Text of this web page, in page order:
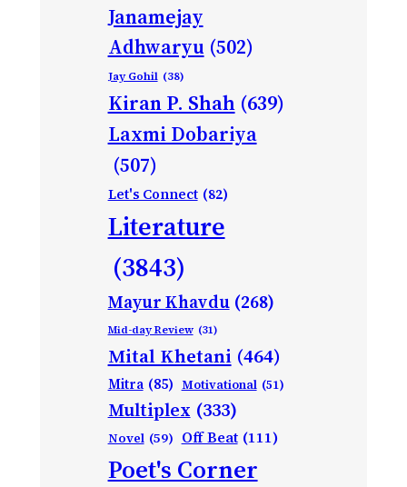
Janamejay
Adhwaryu (502)
Jay Gohil (38)
Kiran P. Shah (639)
Laxmi Dobariya
(507)
Let's Connect (82)
Literature
(3843)
Mayur Khavdu (268)
Mid-day Review (31)
Mital Khetani (464)
Mitra (85) Motivational (51)
Multiplex (333)
Novel (59) Off Beat (111)
Poet's Corner